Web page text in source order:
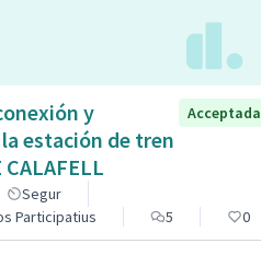
y
estación de tren
CALAFELL
Acceptada
Segur
Participatius
5 0